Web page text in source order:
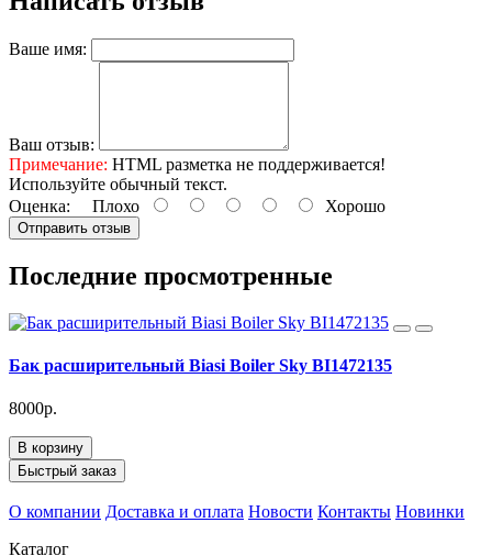
Ваше имя:
Ваш отзыв:
Примечание: HTML разметка не поддерживается!
Используйте обычный текст.
Оценка: Плохо Хорошо
Отправить отзыв
Последние просмотренные
Бак расширительный Biasi Boiler Sky BI1472135
8000р.
В корзину
Быстрый заказ
О компании Доставка и оплата Новости Контакты Новинки
Каталог